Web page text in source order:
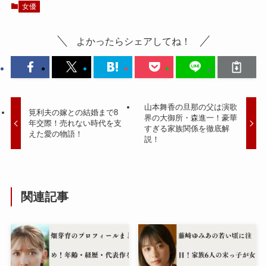
女優
よかったらシェアしてね！
筧利夫の嫁との結婚まで8
年交際！売れない時代を支
えた愛の物語！
山本舞香の旦那の父は演歌
界の大御所・森進一！豪華
すぎる家族関係を徹底解
説！
関連記事